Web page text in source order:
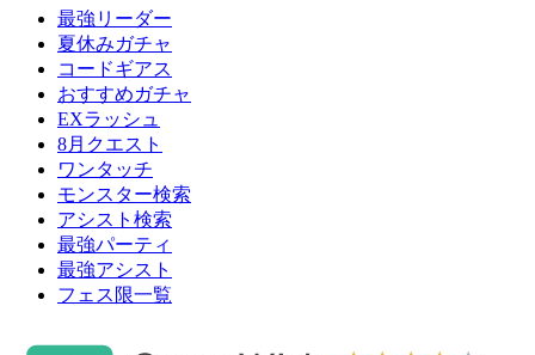
最強リーダー
夏休みガチャ
コードギアス
おすすめガチャ
EXラッシュ
8月クエスト
ワンタッチ
モンスター検索
アシスト検索
最強パーティ
最強アシスト
フェス限一覧